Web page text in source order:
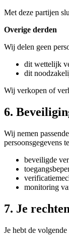
Met deze partijen
Overige derden
Wij delen geen
dit wettelijk
dit
Wij verkopen of
6.
Wij nemen
persoonsgegevens
beveiligde
monitoring
7. Je rechten
Je hebt de volgende